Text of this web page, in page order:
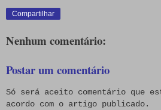
Compartilhar
Nenhum comentário:
Postar um comentário
Só será aceito comentário que
acordo com o artigo publicado.